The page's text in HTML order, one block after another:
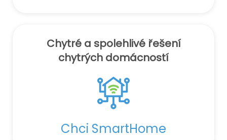
Chytré a spolehlivé řešení
chytrých domácností
Chci SmartHome